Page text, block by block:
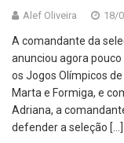
Alef Oliveira 18/
A comandante da
anunciou agora
os Jogos Olímpicos
Marta e Formiga, e
Adriana, a
defender a seleção […]